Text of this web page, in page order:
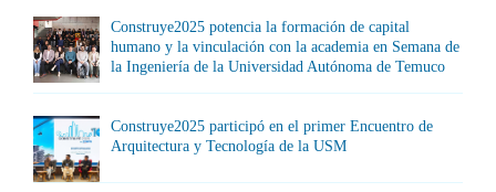
Construye2025 potencia la formación de capital
humano y la vinculación con la academia en Semana de
la Ingeniería de la Universidad Autónoma de Temuco
Construye2025 participó en el primer Encuentro de
Arquitectura y Tecnología de la USM